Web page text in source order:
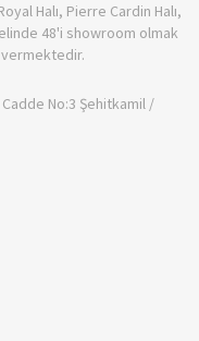
Halı, Pierre Cardin Halı,
48'i showroom olmak
vermektedir.
No:3 Şehitkamil /